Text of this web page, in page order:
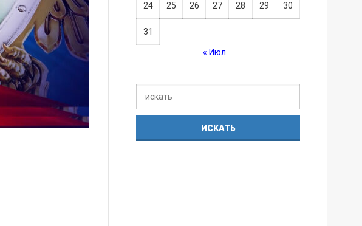
24 25 26 27 28 29 30
31
« Июл